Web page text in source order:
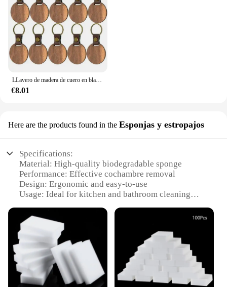
LLavero de madera de cuero en blanco, 10 piezas, con correa de cuero, sin terminar, para grabado láser
€8.01
Here are the products found in the Esponjas y estropajos
Specifications:
Material: High-quality biodegradable sponge
Performance: Effective cochambre removal
Design: Ergonomic and easy-to-use
Usage: Ideal for kitchen and bathroom cleaning
Category: Eco-friendly cleaning solutions
Features:
**Eco-Friendly Cleaning Power**
The Pasta mágica limpiadora quita cochambre is a
revolutionary cleaning tool that stands out for its
eco-friendly nature. Made from a high-quality
biodegradable sponge, this product is not only